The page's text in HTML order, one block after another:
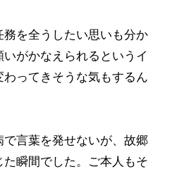
務を全うしたい思いも分か
がかなえられるというイ
ってきそうな気もするん
言葉を発せないが、故郷
瞬間でした。ご本人もそ